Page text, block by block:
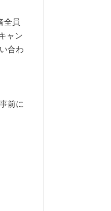
全員
ャン
合わ
前に